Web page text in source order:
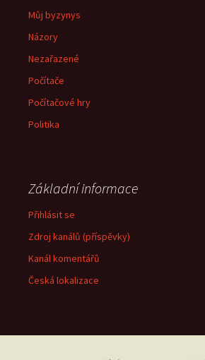
Můj byzynys
Názory
Nezařazené
Počítače
Počítačové hry
Politika
Základní informace
Přihlásit se
Zdroj kanálů (příspěvky)
Kanál komentářů
Česká lokalizace